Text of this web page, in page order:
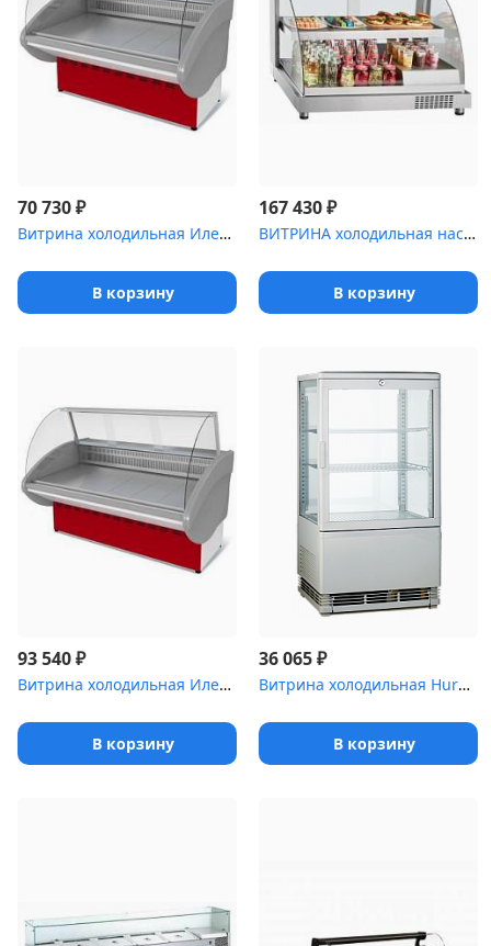
70 730₽
Витрина холодильная Илеть ,2 [ВХС-1 (cтатика)]
В корзину
167 430₽
ВИТРИНА холодильная настольная 21000807728 [ВХН-70]
В корзину
93 540₽
Витрина холодильная Илеть ,1 [ВХС-2 (динамика)]
В корзину
36 065₽
Витрина холодильная Hurakan [HKN-UPD58]
В корзину